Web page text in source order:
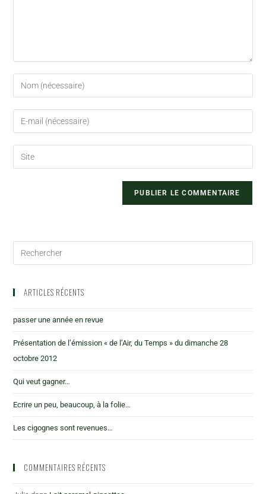
ARTICLES RÉCENTS
passer une année en revue
Présentation de l’émission « de l’Air, du Temps » du dimanche 28
octobre 2012
Qui veut gagner…
Ecrire un peu, beaucoup, à la folie…
Les cigognes sont revenues…
COMMENTAIRES RÉCENTS